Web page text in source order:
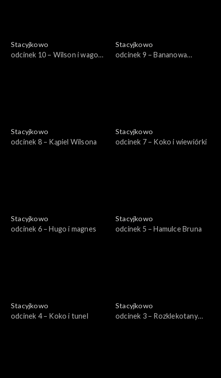
Stacyjkowo
odcinek 10 – Wilson i wagon
Stacyjkowo
odcinek 9 – Bananowa
Stacyjkowo
odcinek 8 – Kąpiel Wilsona
Stacyjkowo
odcinek 7 – Koko i wiewiórki
Stacyjkowo
odcinek 6 – Hugo i magnes
Stacyjkowo
odcinek 5 – Hamulce Bruna
Stacyjkowo
odcinek 4 – Koko i tunel
Stacyjkowo
odcinek 3 – Rozklekotany